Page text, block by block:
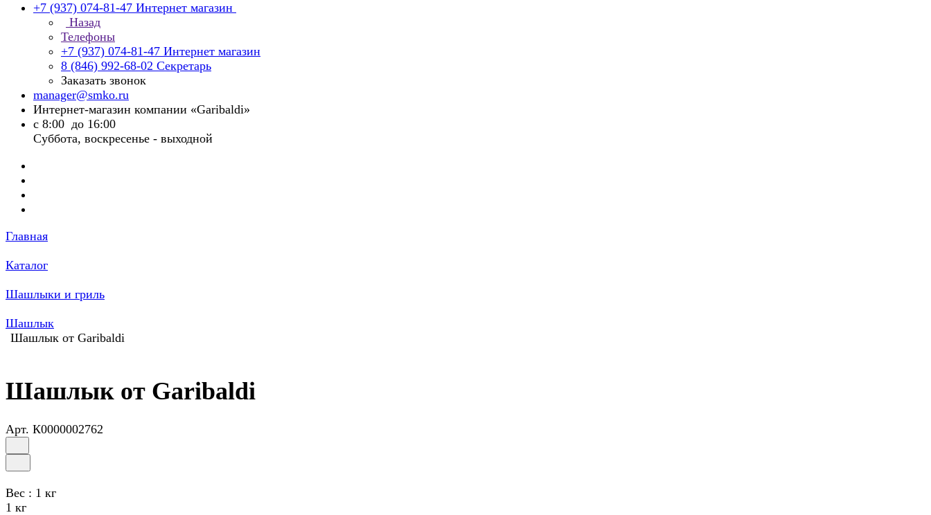
+7 (937) 074-81-47 Интернет магазин
Назад
Телефоны
+7 (937) 074-81-47 Интернет магазин
8 (846) 992-68-02 Секретарь
Заказать звонок
manager@smko.ru
Интернет-магазин компании «Garibaldi»
с 8:00 до 16:00
Суббота, воскресенье - выходной
Главная
Каталог
Шашлыки и гриль
Шашлык
Шашлык от Garibaldi
Шашлык от Garibaldi
Арт. К0000002762
Вес : 1 кг
1 кг